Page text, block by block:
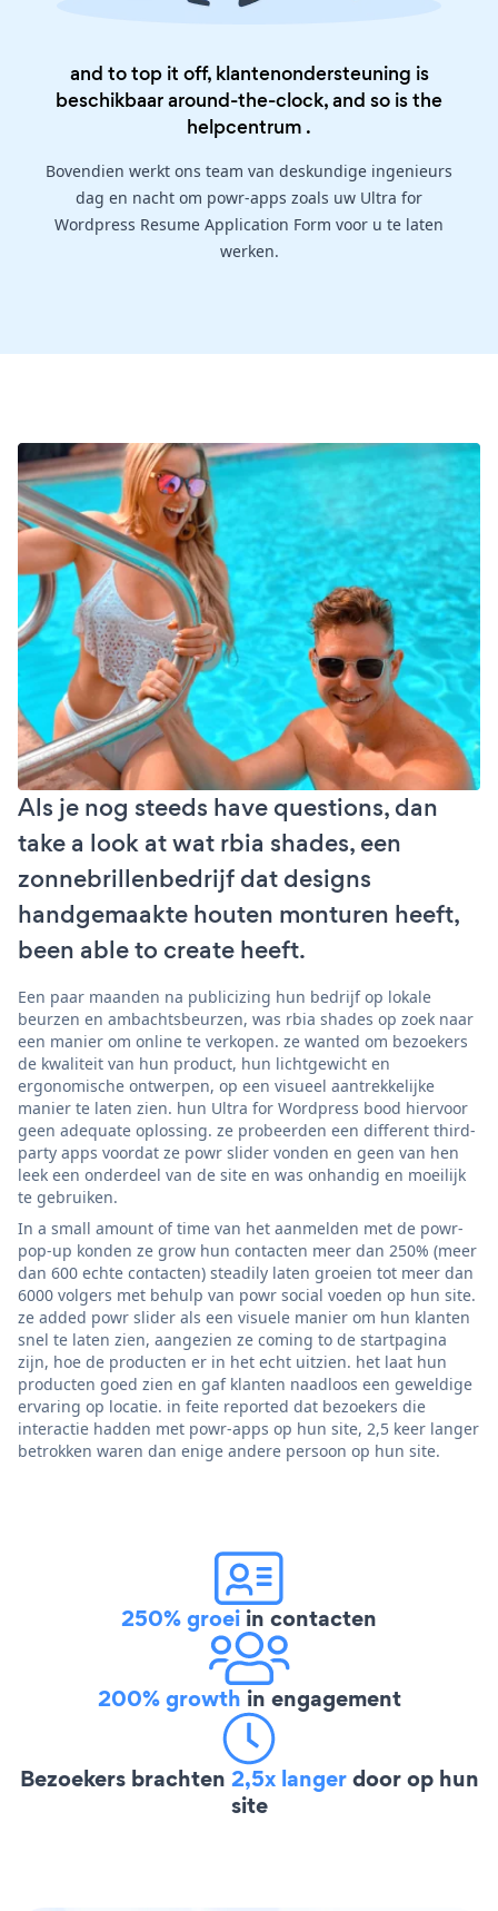
and to top it off, klantenondersteuning is
beschikbaar around-the-clock, and so is the
helpcentrum .
Bovendien werkt ons team van deskundige ingenieurs
dag en nacht om powr-apps zoals uw Ultra for
Wordpress Resume Application Form voor u te laten
werken.
Als je nog steeds have questions, dan
take a look at wat rbia shades, een
zonnebrillenbedrijf dat designs
handgemaakte houten monturen heeft,
been able to create heeft.
Een paar maanden na publicizing hun bedrijf op lokale
beurzen en ambachtsbeurzen, was rbia shades op zoek naar
een manier om online te verkopen. ze wanted om bezoekers
de kwaliteit van hun product, hun lichtgewicht en
ergonomische ontwerpen, op een visueel aantrekkelijke
manier te laten zien. hun Ultra for Wordpress bood hiervoor
geen adequate oplossing. ze probeerden een different third-
party apps voordat ze powr slider vonden en geen van hen
leek een onderdeel van de site en was onhandig en moeilijk
te gebruiken.
In a small amount of time van het aanmelden met de powr-
pop-up konden ze grow hun contacten meer dan 250% (meer
dan 600 echte contacten) steadily laten groeien tot meer dan
6000 volgers met behulp van powr social voeden op hun site.
ze added powr slider als een visuele manier om hun klanten
snel te laten zien, aangezien ze coming to de startpagina
zijn, hoe de producten er in het echt uitzien. het laat hun
producten goed zien en gaf klanten naadloos een geweldige
ervaring op locatie. in feite reported dat bezoekers die
interactie hadden met powr-apps op hun site, 2,5 keer langer
betrokken waren dan enige andere persoon op hun site.
250% groei in contacten
200% growth in engagement
Bezoekers brachten 2,5x langerdoor op hun
site